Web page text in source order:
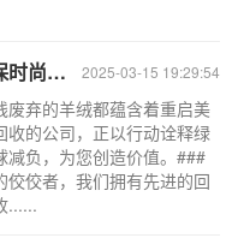
2025-03-15 19:29:54
程**
弃的羊绒都蕴含着重启美
的公司，正以行动诠释绿
减负，为您创造价值。###
佼者，我们拥有先进的回
......